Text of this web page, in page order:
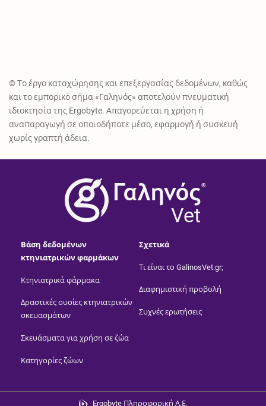
© Το έργο καταχώρησης και επεξεργασίας δεδομένων, καθώς
και το εμπορικό σήμα «Γαληνός» αποτελούν πνευματική
ιδιοκτησία της Ergobyte. Απαγορεύεται η χρήση ή
αναπαραγωγή σε οποιοδήποτε μέσο, εφαρμογή ή συσκευή
χωρίς γραπτή άδεια.
®
Vet
Βάση δεδομένων
κτηνιατρικών φαρμάκων
Κτηνιατρικά φάρμακα
Δραστικές ουσίες κτηνιατρικών
σκευασμάτων
Σκευάσματα για χρήση σε ζώα
Κατηγορίες ζώων
Σχετικά
Τι είναι το GalinosVet.gr;
Διαφημιστική προβολή
Συχνές ερωτήσεις
Ergobyte Πληροφορική Α.Ε.